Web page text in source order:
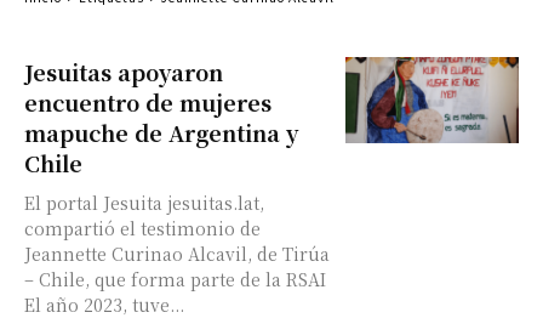
Jesuitas apoyaron
encuentro de mujeres
mapuche de Argentina y
Chile
El portal Jesuita jesuitas.lat,
compartió el testimonio de
Jeannette Curinao Alcavil, de Tirúa
– Chile, que forma parte de la RSAI
El año 2023, tuve...